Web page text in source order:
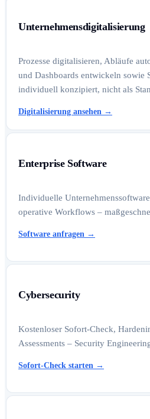
Unternehmensdigitalisierung
Prozesse digitalisieren, Abläufe
und Dashboards entwickeln sowie
individuell konzipiert, nicht als
Digitalisierung ansehen →
Enterprise Software
Individuelle
operative Workflows –
Software anfragen →
Cybersecurity
Kostenloser Sofort-Check,
Assessments – Security
Sofort-Check starten →